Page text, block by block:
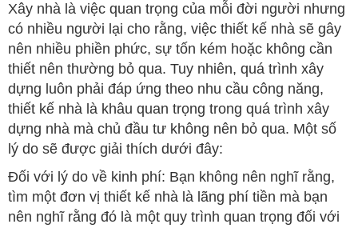
Xây nhà là việc quan trọng của mỗi đời người nhưng
có nhiều người lại cho rằng, việc thiết kế nhà sẽ gây
nên nhiều phiền phức, sự tốn kém hoặc không cần
thiết nên thường bỏ qua. Tuy nhiên, quá trình xây
dựng luôn phải đáp ứng theo nhu cầu công năng,
thiết kế nhà là khâu quan trọng trong quá trình xây
dựng nhà mà chủ đầu tư không nên bỏ qua. Một số
lý do sẽ được giải thích dưới đây:
Đối với lý do về kinh phí: Bạn không nên nghĩ rằng,
tìm một đơn vị thiết kế nhà là lãng phí tiền mà bạn
nên nghĩ rằng đó là một quy trình quan trọng đối với